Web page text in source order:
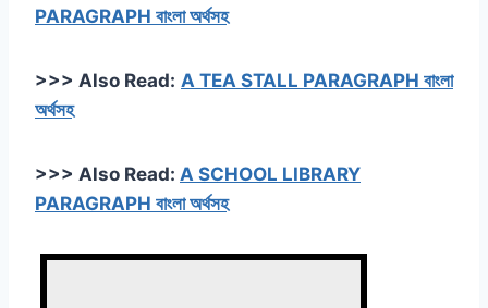
PARAGRAPH বাংলা অর্থসহ
>>> Also Read: A TEA STALL PARAGRAPH বাংলা
অর্থসহ
>>> Also Read: A SCHOOL LIBRARY
PARAGRAPH বাংলা অর্থসহ